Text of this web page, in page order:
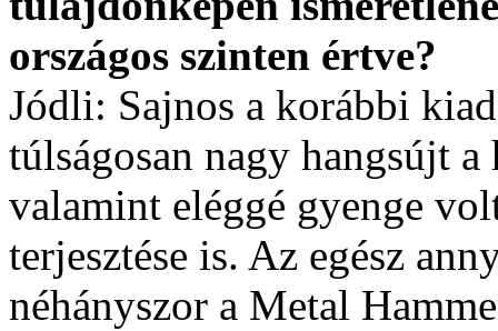
országos szinten értve?
Jódli: Sajnos a korábbi
túlságosan nagy hangsújt
valamint eléggé gyenge
terjesztése is. Az egész
néhányszor a Metal